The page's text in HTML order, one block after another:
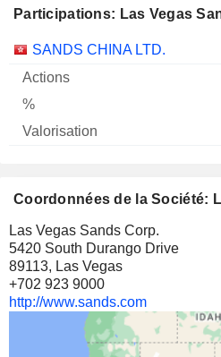
Participations: Las Vegas
Nom Actions % Valorisation
SANDS CHINA LTD.
Coordonnées de la Société:
Las Vegas Sands Corp.
5420 South Durango Drive
89113, Las Vegas
+702 923 9000
http://www.sands.com